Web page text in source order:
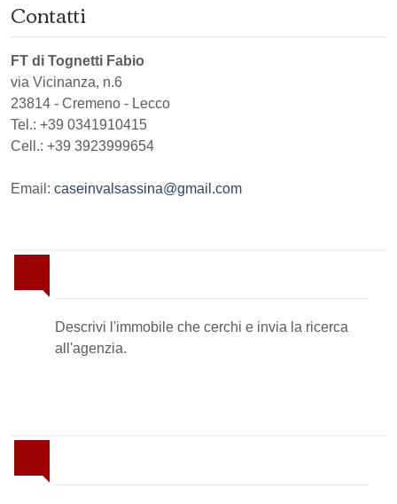
Contatti
FT di Tognetti Fabio
via Vicinanza, n.6
23814 - Cremeno - Lecco
Tel.: +39 0341910415
Cell.: +39 3923999654
Email: caseinvalsassina@gmail.com
Descrivi l'immobile che cerchi e invia la ricerca
all'agenzia.